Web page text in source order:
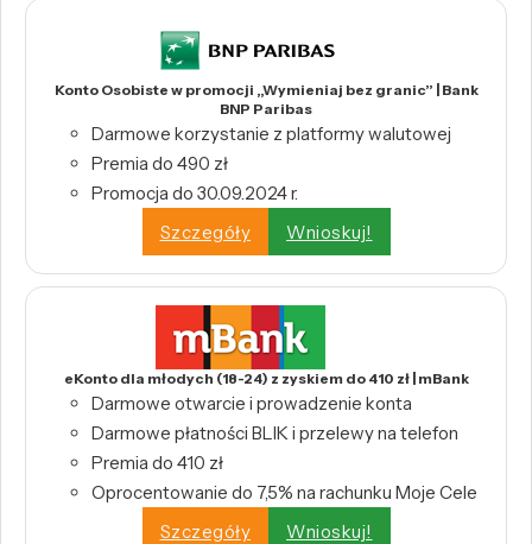
Konto Osobiste w promocji „Wymieniaj bez granic” | Bank
BNP Paribas
Darmowe korzystanie z platformy walutowej
Premia do 490 zł
Promocja do 30.09.2024 r.
Szczegóły
Wnioskuj!
eKonto dla młodych (18-24) z zyskiem do 410 zł | mBank
Darmowe otwarcie i prowadzenie konta
Darmowe płatności BLIK i przelewy na telefon
Premia do 410 zł
Oprocentowanie do 7,5% na rachunku Moje Cele
Szczegóły
Wnioskuj!